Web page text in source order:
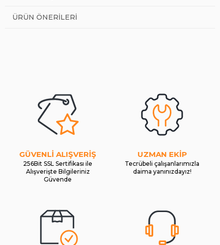
ÜRÜN ÖNERILERI
GÜVENLİ ALIŞVERİŞ
256Bit SSL Sertifikası ile
Alışverişte Bilgileriniz
Güvende
UZMAN EKİP
Tecrübeli çalışanlarımızla
daima yanınızdayız!